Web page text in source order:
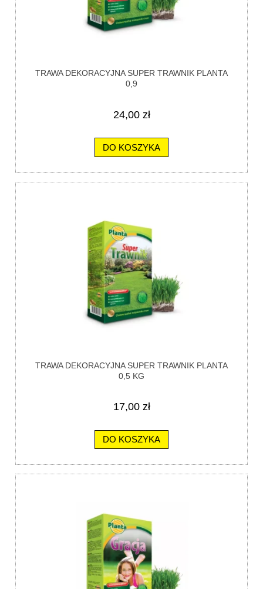
TRAWA DEKORACYJNA SUPER TRAWNIK PLANTA
0,9
24,00 zł
DO KOSZYKA
TRAWA DEKORACYJNA SUPER TRAWNIK PLANTA
0,5 KG
17,00 zł
DO KOSZYKA